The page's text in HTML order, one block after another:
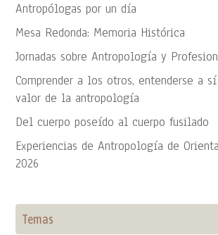
Antropólogas por un día
Mesa Redonda: Memoria Histórica
Jornadas sobre Antropología y
Comprender a los otros, entenderse a
valor de la antropología
Del cuerpo poseído al cuerpo fusilado
Experiencias de Antropología de
2026
Temas